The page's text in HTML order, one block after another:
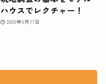
ハウスでレクチャー！
2026年6月17日